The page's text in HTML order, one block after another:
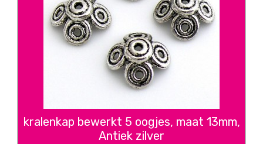
kralenkap bewerkt 5 oogjes, maat 13mm,
Antiek zilver